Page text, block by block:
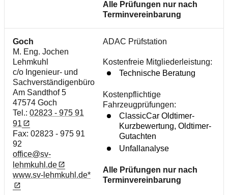
Alle Prüfungen nur nach
Terminvereinbarung
Goch
M. Eng. Jochen
Lehmkuhl
c/o Ingenieur- und
Sachverständigenbüro
Am Sandthof 5
47574 Goch
Tel.: 02823 - 975 91
91
Fax: 02823 - 975 91
92
office@sv-
lehmkuhl.de
www.sv-lehmkuhl.de*
ADAC Prüfstation
Kostenfreie Mitgliederleistung:
Technische Beratung
Kostenpflichtige
Fahrzeugprüfungen:
ClassicCar Oldtimer-
Kurzbewertung, Oldtimer-
Gutachten
Unfallanalyse
Alle Prüfungen nur nach
Terminvereinbarung